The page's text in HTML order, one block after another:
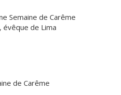
Semaine de Carême
évêque de Lima
de Carême